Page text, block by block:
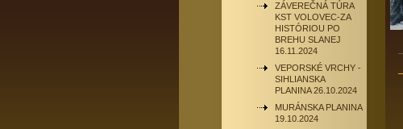
ZÁVEREČNÁ TÚRA
KST VOLOVEC-ZA
HISTÓRIOU PO
BREHU SLANEJ
16.11.2024
VEPORSKÉ VRCHY -
SIHLIANSKA
PLANINA 26.10.2024
MURÁNSKA PLANINA
19.10.2024